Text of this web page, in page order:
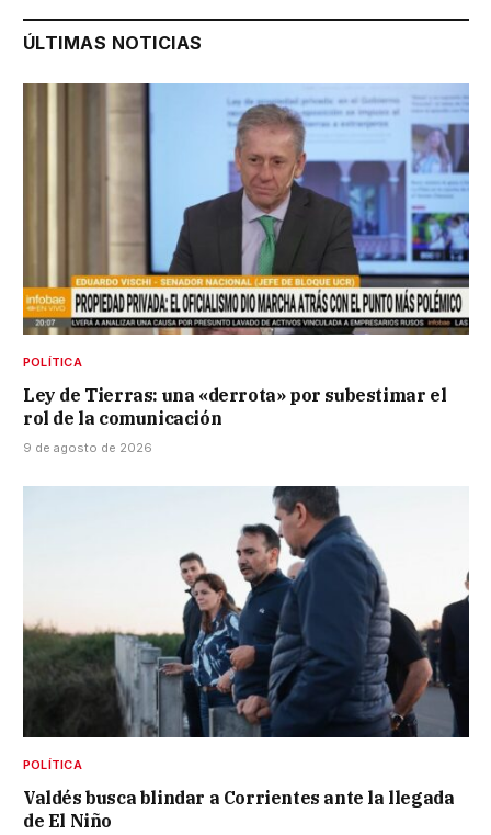
ÚLTIMAS NOTICIAS
POLÍTICA
Ley de Tierras: una «derrota» por subestimar el
rol de la comunicación
9 de agosto de 2026
POLÍTICA
Valdés busca blindar a Corrientes ante la llegada
de El Niño